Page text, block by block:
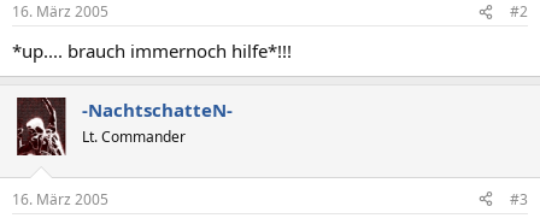
16. März 2005 #2
*up.... brauch immernoch hilfe*!!!
-NachtschatteN-
Lt. Commander
16. März 2005 #3